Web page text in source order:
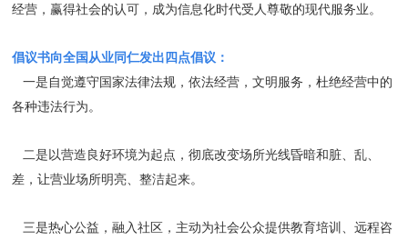
经营，赢得社会的认可，成为信息化时代受人尊敬的现代服务业。
倡议书向全国从业同仁发出四点倡议：
一是自觉遵守国家法律法规，依法经营，文明服务，杜绝经营中的
各种违法行为。
二是以营造良好环境为起点，彻底改变场所光线昏暗和脏、乱、
差，让营业场所明亮、整洁起来。
三是热心公益，融入社区，主动为社会公众提供教育培训、远程咨